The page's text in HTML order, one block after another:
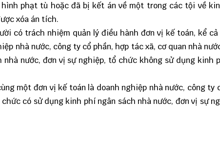
phạt tù hoặc đã bị kết án về một trong các tội về
xóa án tích.
có trách nhiệm quản lý điều hành đơn vị kế toán, kể
nhà nước, công ty cổ phần, hợp tác xã, cơ quan nhà
nước, đơn vị sự nghiệp, tổ chức không sử dụng kinh
một đơn vị kế toán là doanh nghiệp nhà nước, công ty
có sử dụng kinh phí ngân sách nhà nước, đơn vị sự